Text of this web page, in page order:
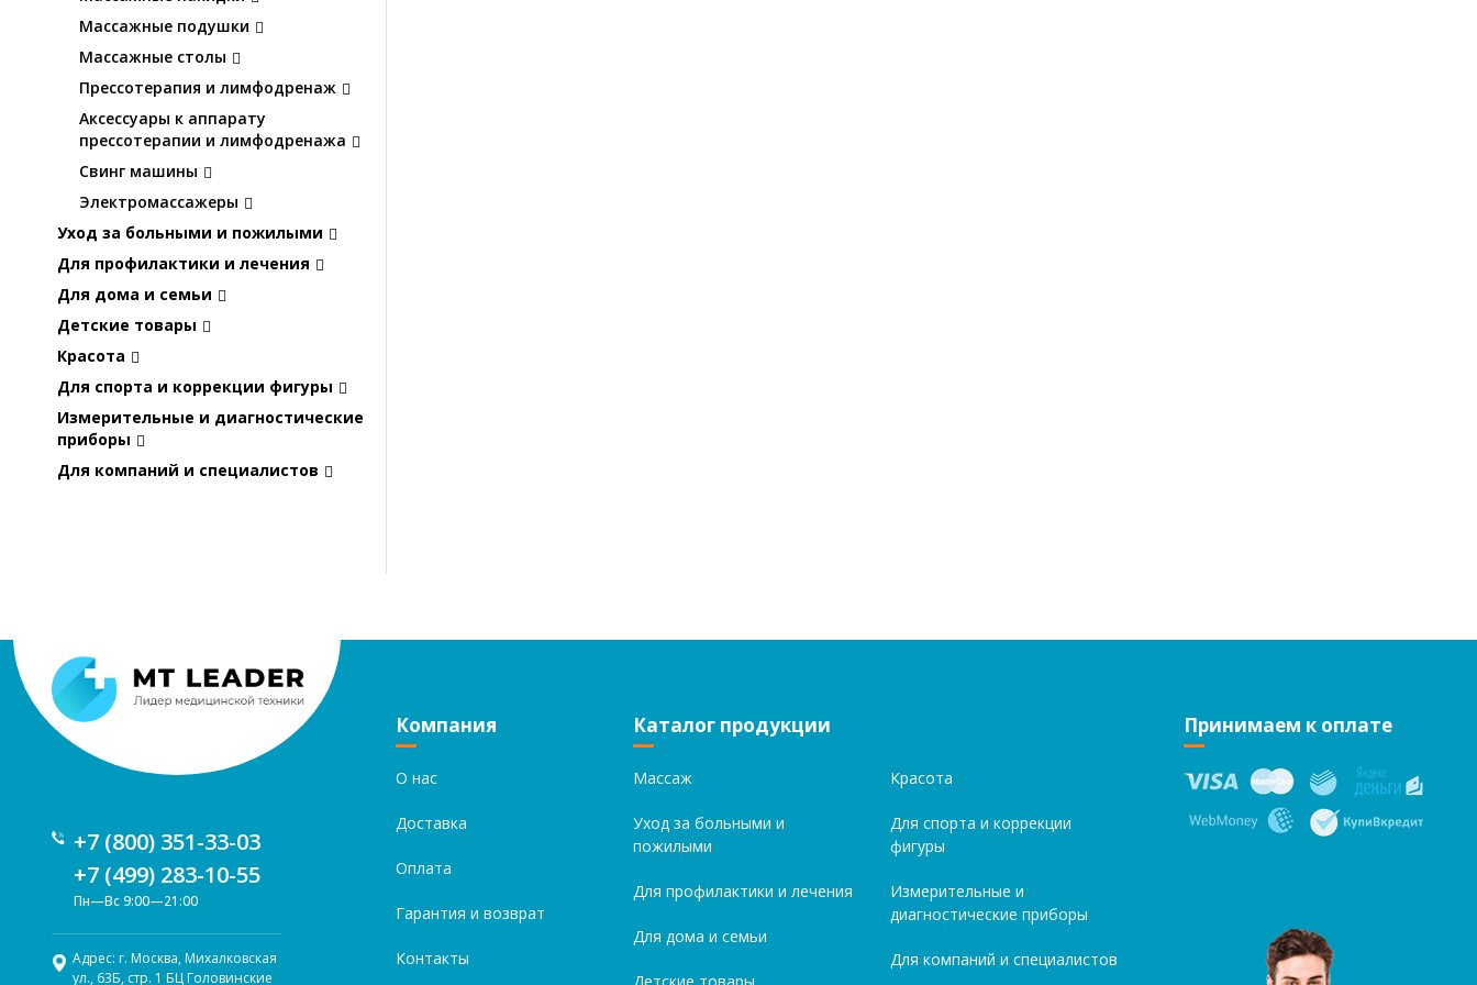
Массажные подушки
Массажные столы
Прессотерапия и лимфодренаж
Аксессуары к аппарату
прессотерапии и лимфодренажа
Свинг машины
Электромассажеры
Уход за больными и пожилыми
Для профилактики и лечения
Для дома и семьи
Детские товары
Красота
Для спорта и коррекции фигуры
Измерительные и диагностические
приборы
Для компаний и специалистов
+7 (800) 351-33-03
+7 (499) 283-10-55
Пн—Вс 9:00—21:00
Адрес: г. Москва, Михалковская
ул., 63Б, стр. 1 БЦ Головинские
Компания
О нас
Доставка
Оплата
Гарантия и возврат
Контакты
Каталог продукции
Массаж
Уход за больными и
пожилыми
Для профилактики и лечения
Для дома и семьи
Красота
Для спорта и коррекции
фигуры
Измерительные и
диагностические приборы
Для компаний и специалистов
Принимаем к оплате